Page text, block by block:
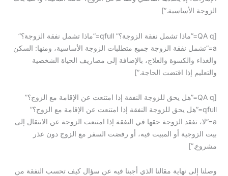
الزوجة الأساسية.”]
[QA q=”ماذا تشمل نفقة الزوجة؟” qfull=”ماذا تشمل نفقة الزوجة؟”
a=”تشمل نفقة الزوجة جميع متطلبات الزوجة الأساسية، ومنها: السكن
والغذاء والكسوة والعلاج، بالإضافة إلى مصاريف الحياة الشخصية
والتعليم إذا اقتضت الحاجة.”]
[QA q=”هل يحق للزوجة النفقة إذا امتنعت عن الإقامة مع الزوج؟”
qfull=”هل يحق للزوجة النفقة إذا امتنعت عن الإقامة مع الزوج؟”
a=”لا، تفقد الزوجة حقها في النفقة إذا امتنعت الزوجة عن الانتقال إلى
بيت الزوجية أو المبيت فيه، أو رفضت السفر مع الزوج دون عذر
مشروع.”]
وصلنا إلى نهاية مقالنا الذي أجبنا فيه عن سؤال كيف تحسب النفقة من